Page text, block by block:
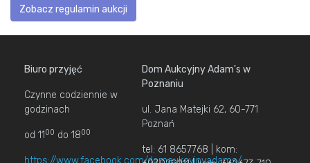
Zobacz regulamin aukcji
Biuro przyjęć
Czynne codziennie w
godzinach
od 11 00 do 1800
https://www.facebook.com/domaukcyjnyadams/
Dom Aukcyjny Adam's w
Poznaniu
ul. Jana Matejki 62, 60-771
Poznań
tel: 61 8657768 | kom: